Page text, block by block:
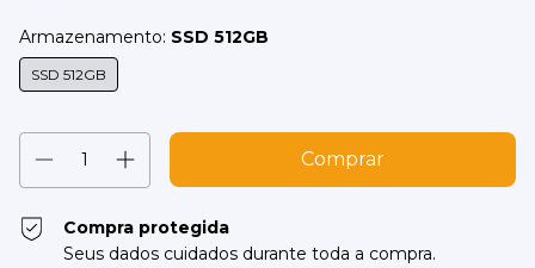
Armazenamento: SSD 512GB
SSD 512GB
Compra protegida
Seus dados cuidados durante toda a compra.